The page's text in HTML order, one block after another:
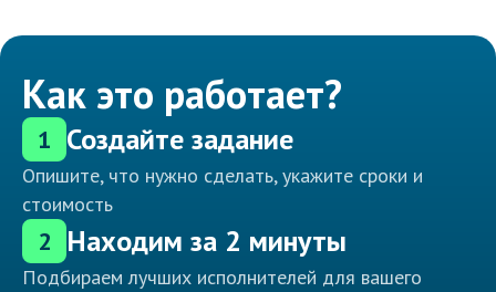
Как это работает?
1 Создайте задание
Опишите, что нужно сделать, укажите сроки и
стоимость
2 Находим за 2 минуты
Подбираем лучших исполнителей для вашего